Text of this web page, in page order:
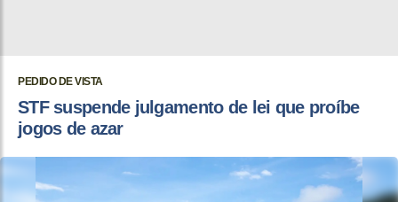
PEDIDO DE VISTA
STF suspende julgamento de lei que proíbe
jogos de azar